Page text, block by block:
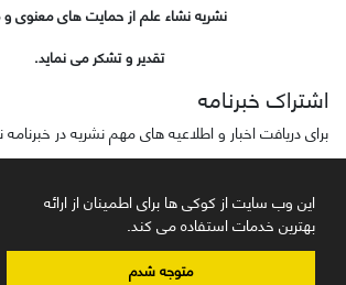
این وب سایت از کوکی ها برای اطمینان از ارائه
بهترین خدمات استفاده می کند.
متوجه شدم
نشریه نشاء علم از حمایت های معنوی
تقدیر و تشکر می نماید.
اشتراک خبرنامه
برای دریافت اخبار و اطلاعیه های مهم نشریه در